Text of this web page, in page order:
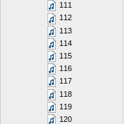
111
112
113
114
115
116
117
118
119
120